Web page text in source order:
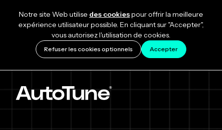
Notre site Web utilise des cookiespour offrir la meilleure
expérience utilisateur possible. En cliquant sur "Accepter",
vous autorisez l'utilisation de cookies.
Refuser les cookies optionnels Accepter